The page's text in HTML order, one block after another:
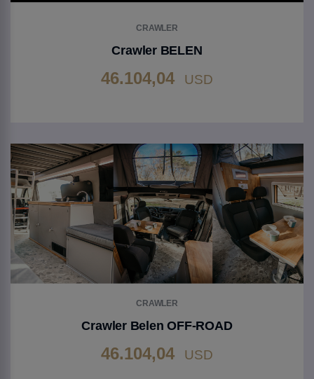
CRAWLER
Crawler BELEN
46.104,04 USD
CRAWLER
Crawler Belen OFF-ROAD
46.104,04 USD